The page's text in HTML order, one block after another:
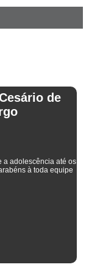
de
a adolescência até os
à toda equipe